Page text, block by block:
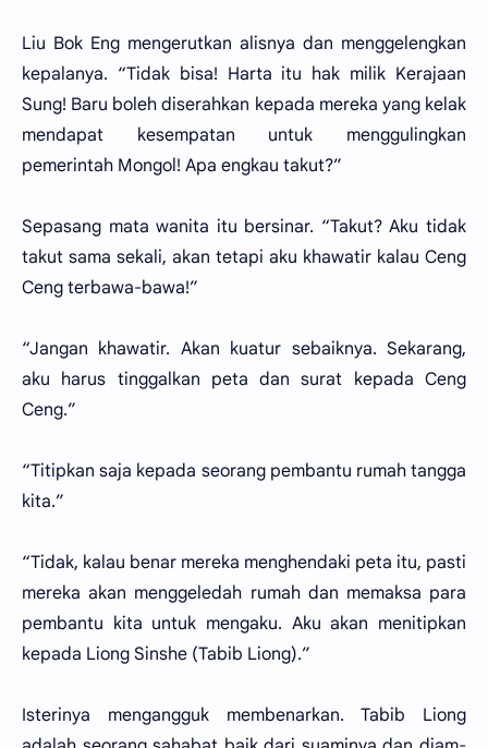
Liu Bok Eng mengerutkan alisnya dan menggelengkan
kepalanya. “Tidak bisa! Harta itu hak milik Kerajaan
Sung! Baru boleh diserahkan kepada mereka yang kelak
mendapat kesempatan untuk menggulingkan
pemerintah Mongol! Apa engkau takut?”
Sepasang mata wanita itu bersinar. “Takut? Aku tidak
takut sama sekali, akan tetapi aku khawatir kalau Ceng
Ceng terbawa-bawa!”
“Jangan khawatir. Akan kuatur sebaiknya. Sekarang,
aku harus tinggalkan peta dan surat kepada Ceng
Ceng.”
“Titipkan saja kepada seorang pembantu rumah tangga
kita.”
“Tidak, kalau benar mereka menghendaki peta itu, pasti
mereka akan menggeledah rumah dan memaksa para
pembantu kita untuk mengaku. Aku akan menitipkan
kepada Liong Sinshe (Tabib Liong).”
Isterinya mengangguk membenarkan. Tabib Liong